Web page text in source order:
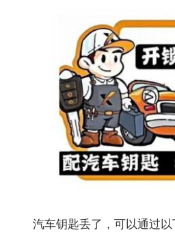
汽车钥匙丢了，可以通过以